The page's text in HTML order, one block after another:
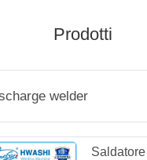
Prodotti
welder